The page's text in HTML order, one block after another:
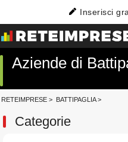
Inserisci
Aziende di
RETEIMPRESE > BATTIPAGLIA>
Categorie